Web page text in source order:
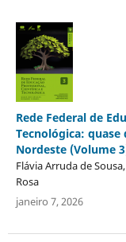
Rede Federal de
Tecnológica: quase
Nordeste (Volume
Flávia Arruda de
Rosa
janeiro 7, 2026